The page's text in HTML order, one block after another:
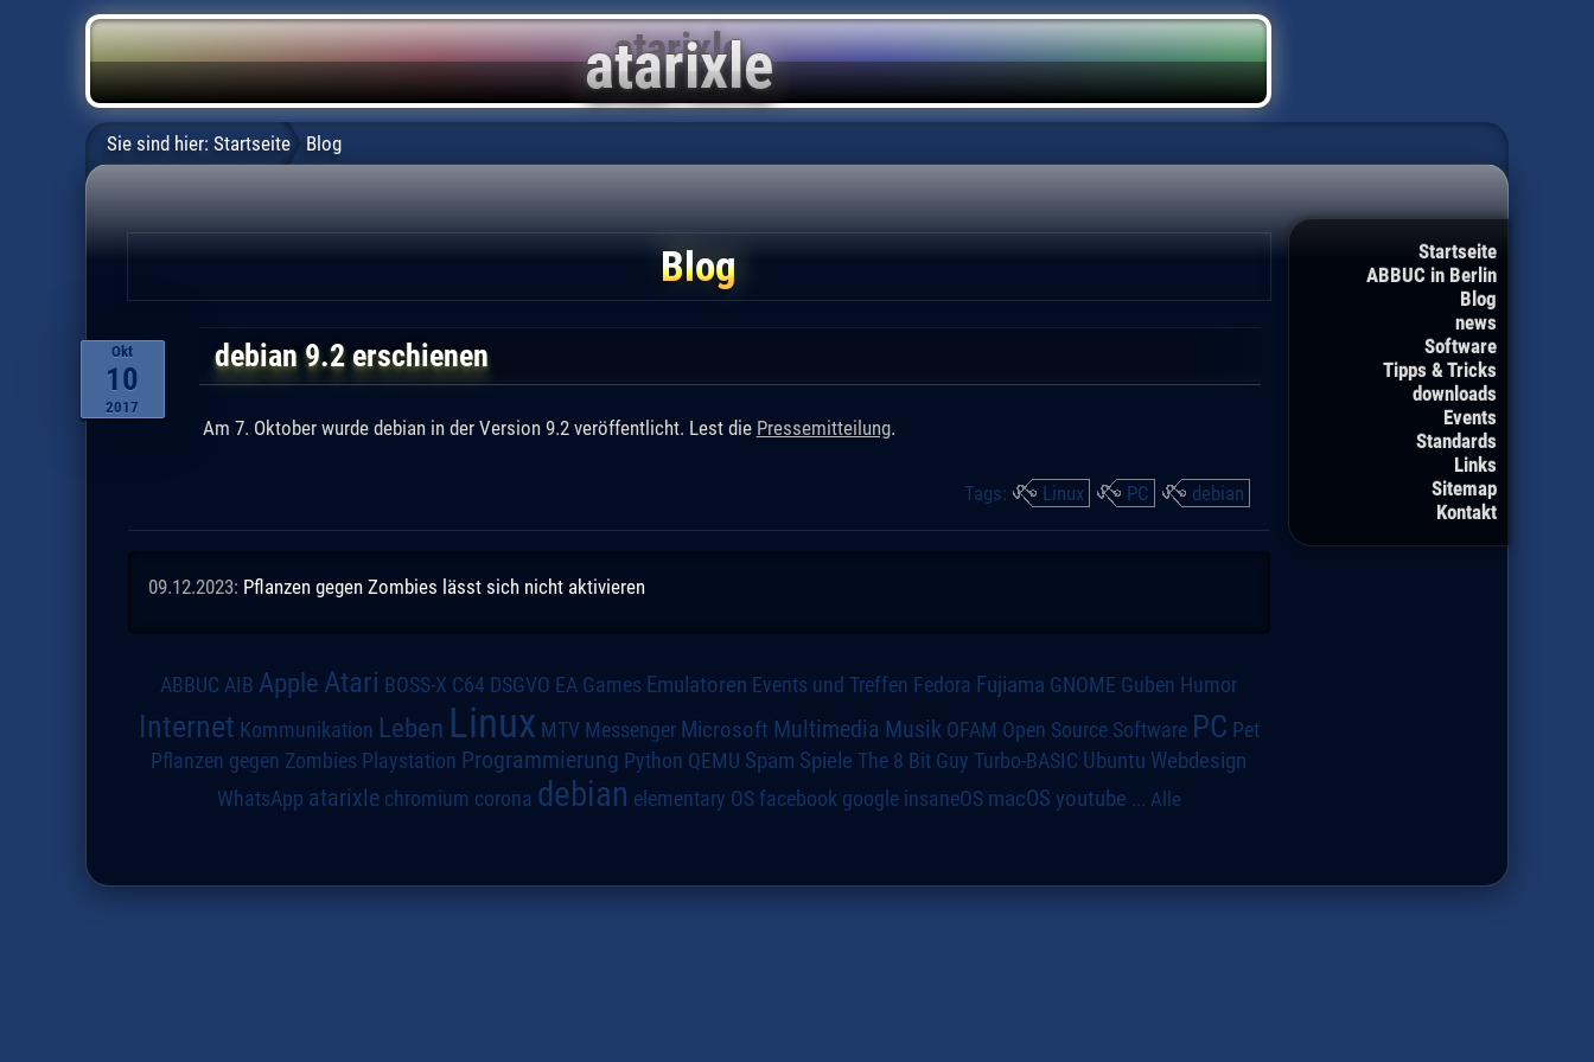
Startseite
ABBUC in Berlin
Blog
news
Software
Tipps & Tricks
downloads
Events
Standards
Links
Sitemap
Kontakt
Sie sind hier: Startseite Blog
Blog
Okt
10
2017
debian 9.2 erschienen
Am 7. Oktober wurde debian in der Version 9.2 veröffentlicht. Lest die Pressemitteilung.
Tags: Linux PC debian
09.12.2023: Pflanzen gegen Zombies lässt sich nicht aktivieren
ABBUC AIB AppleAtari BOSS-X C64 DSGVO EA Games Emulatoren Events und Treffen Fedora Fujiama GNOME Guben Humor
Internet Kommunikation Leben Linux MTV Messenger Microsoft Multimedia Musik OFAM Open Source Software PC Pet
Pflanzen gegen Zombies Playstation Programmierung Python QEMU Spam Spiele The 8 Bit Guy Turbo-BASIC Ubuntu Webdesign
WhatsApp atarixle chromium corona debian elementary OS facebook google insaneOS macOS youtube ... Alle